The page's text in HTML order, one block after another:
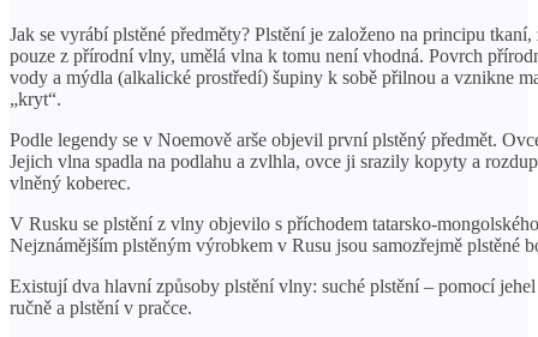
Jak se vyrábí plstěné předměty? Plstění je založeno na principu
pouze z přírodní vlny, umělá vlna k tomu není vhodná. Povrch
vody a mýdla (alkalické prostředí) šupiny k sobě přilnou a vznikne
„kryt“.
Podle legendy se v Noemově arše objevil první plstěný předmět.
Jejich vlna spadla na podlahu a zvlhla, ovce ji srazily kopyty a
vlněný koberec.
V Rusku se plstění z vlny objevilo s příchodem tatarsko-
Nejznámějším plstěným výrobkem v Rusu jsou samozřejmě plstěné
Existují dva hlavní způsoby plstění vlny: suché plstění – pomocí
ručně a plstění v pračce.